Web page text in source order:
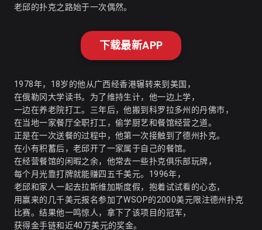
老邱的扑克之路始于一次偶然。
下载最新APP
1978年，18岁的他从广西经香港辗转来到美国，
在俄勒冈大学读书。为了维持生计，他一边上学，
一边在养老院打工。三年后，他搬到科罗拉多州的丹佛市，
在当地一家餐厅全职打工，偷学厨艺和餐馆经营之道。
正是在一次送餐的过程中，他第一次接触到了德州扑克。
在小有积蓄后，老邱开了一家属于自己的餐馆。
在经营餐馆的闲暇之余，他常去一些扑克俱乐部玩牌，
每个月光靠打牌就能赚四五千美元。1996年，
老邱和家人一起去拉斯维加斯度假，抱着试试看的心态，
用赢来的几千美元报名参加了WSOP的2000美元限注德州扑克
比赛。结果他一鸣惊人，拿下了该项目的冠军，
获得金手链和近40万美元的奖金。